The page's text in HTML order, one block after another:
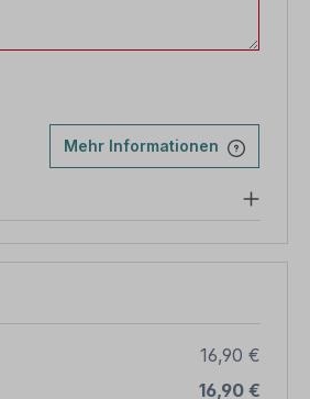
Mehr Informationen
16,90 €
16,90 €